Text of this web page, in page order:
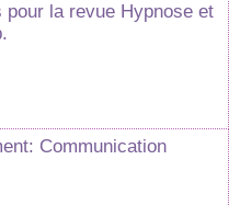
la revue Hypnose et
Communication